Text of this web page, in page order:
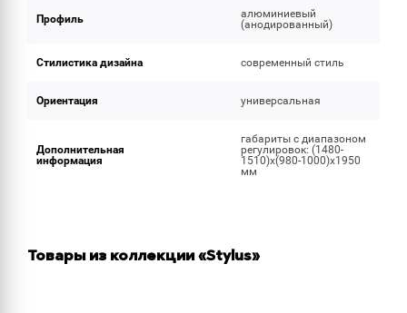
Профиль
алюминиевый
(анодированный)
Стилистика дизайна современный стиль
Ориентация универсальная
Дополнительная
информация
габариты с диапазоном
регулировок: (1480-
1510)х(980-1000)х1950
мм
Товары из коллекции «Stylus»